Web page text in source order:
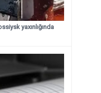
yaxınlığında